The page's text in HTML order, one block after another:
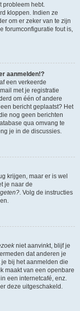
hebt.
kloppen. Indien ze
om er zeker van te zijn
forumconfiguratie fout is,
aanmelden!?
een verkeerde
met je registratie
om één of andere
bericht geplaatst? Het
nog geen berichten
qua omvang te
je in de discussies.
krijgen, maar er is wel
je naar de
. Volg de instructies
niet aanvinkt, blijf je
dat anderen je
bij het aanmelden die
maakt van een openbare
een internetcafé, enz.
deze uitgeschakeld.